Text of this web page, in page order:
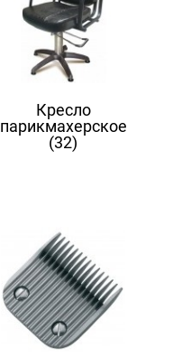
Кресло
парикмахерское
(32)